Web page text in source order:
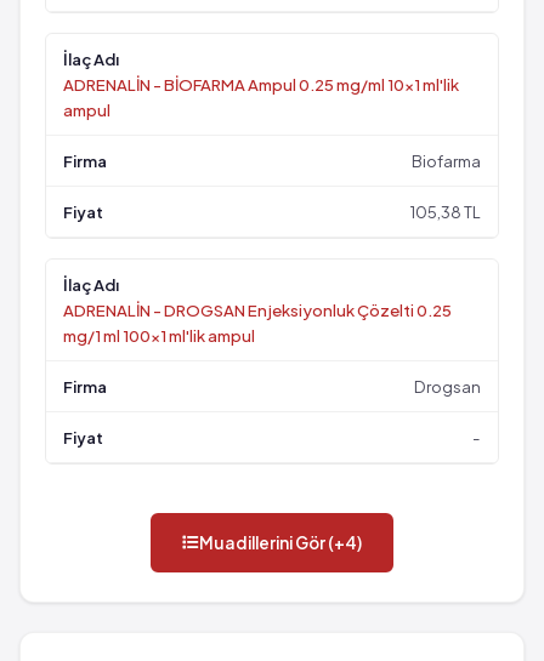
ADRENALİN - BİOFARMA Ampul 0.25 mg/ml 10x1 ml'lik
ampul
Biofarma
105,38 TL
ADRENALİN - DROGSAN Enjeksiyonluk Çözelti 0.25
mg/1 ml 100x1 ml'lik ampul
Drogsan
-
Muadillerini Gör (+4)